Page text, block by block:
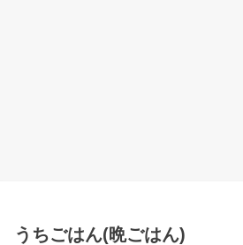
うちごはん(晩ごはん)